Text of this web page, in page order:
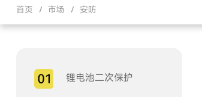
首页 市场 安防
锂电池二次保护